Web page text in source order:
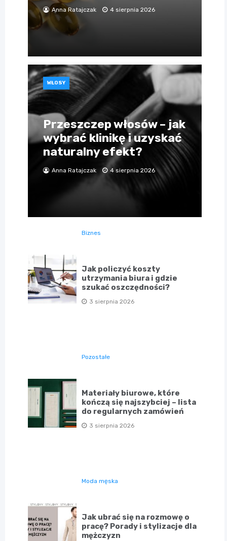
Anna Ratajczak 4 sierpnia 2026
WŁOSY
Przeszczep włosów – jak
wybrać klinikę i uzyskać
naturalny efekt?
Anna Ratajczak 4 sierpnia 2026
Biznes
Jak policzyć koszty
utrzymania biura i gdzie
szukać oszczędności?
3 sierpnia 2026
Pozostałe
Materiały biurowe, które
kończą się najszybciej – lista
do regularnych zamówień
3 sierpnia 2026
Moda męska
Jak ubrać się na rozmowę o
pracę? Porady i stylizacje dla
mężczyzn